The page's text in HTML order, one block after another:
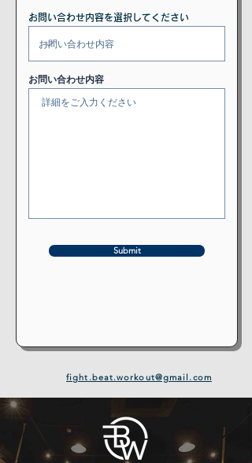
お問い合わせ内容を選択してください
お問い合わせ内容
Submit
fight.beat.workout@gmail.com